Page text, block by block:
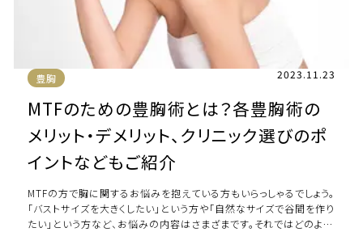
豊胸 2023.11.23
MTFのための豊胸術とは？各豊胸術の
メリット・デメリット、クリニック選びのポ
イントなどもご紹介
MTFの方で胸に関するお悩みを抱えている方もいらっしゃるでしょう。
「バストサイズを大きくしたい」という方や「自然なサイズで谷間を作り
たい」という方など、お悩みの内容はさまざまです。それではどのよう